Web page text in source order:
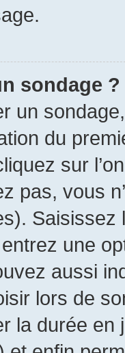
sondage ?
un
du
sur
pas, vous
une
aussi
lors de
la durée